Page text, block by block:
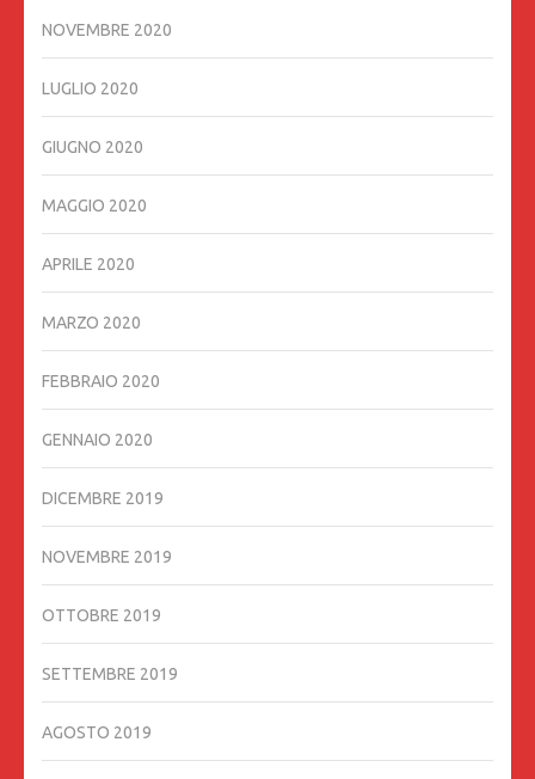
NOVEMBRE 2020
LUGLIO 2020
GIUGNO 2020
MAGGIO 2020
APRILE 2020
MARZO 2020
FEBBRAIO 2020
GENNAIO 2020
DICEMBRE 2019
NOVEMBRE 2019
OTTOBRE 2019
SETTEMBRE 2019
AGOSTO 2019